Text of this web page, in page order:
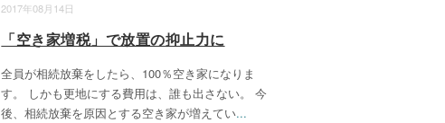
2017年08月14日
「空き家増税」で放置の抑止力に
全員が相続放棄をしたら、100％空き家になりま
す。 しかも更地にする費用は、誰も出さない。 今
後、相続放棄を原因とする空き家が増えてい...